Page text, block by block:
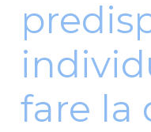
fare la